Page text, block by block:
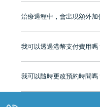
至今已服務超過三十個國家和
有咨詢及服務保障中心，有任
治療過程中，會出現額外加
我可以透過港幣支付費用嗎
可以。維港口腔會按照當日匯
我可以隨時更改預約時間嗎